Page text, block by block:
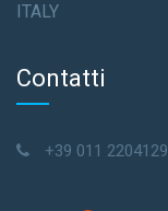
ITALY
Contatti
+39 011 2204129